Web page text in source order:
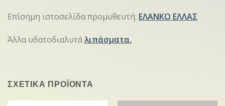
Επίσημη ιστοσελίδα προμυθευτή: ΕΛΑΝΚΟ ΕΛΛΑΣ
Άλλα υδατοδιαλυτάλιπάσματα.
ΣΧΕΤΙΚΑ ΠΡΟΪΟΝΤΑ